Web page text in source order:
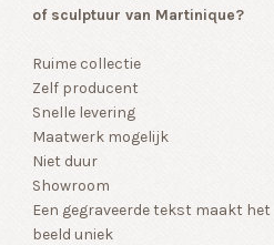
of sculptuur van Martinique?
Ruime collectie
Zelf producent
Snelle levering
Maatwerk mogelijk
Niet duur
Showroom
Een gegraveerde tekst maakt het
beeld uniek